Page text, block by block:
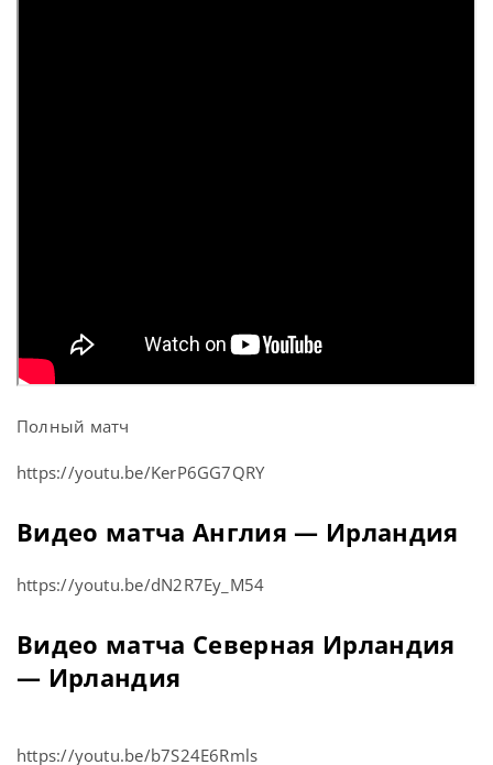
Полный матч
https://youtu.be/KerP6GG7QRY
Видео матча Англия — Ирландия
https://youtu.be/dN2R7Ey_M54
Видео матча Северная Ирландия
— Ирландия
https://youtu.be/b7S24E6Rmls